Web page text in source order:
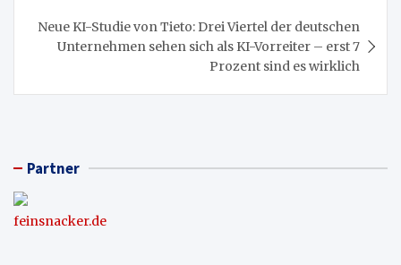
Neue KI-Studie von Tieto: Drei Viertel der deutschen
Unternehmen sehen sich als KI-Vorreiter – erst 7
Prozent sind es wirklich
Partner
feinsnacker.de